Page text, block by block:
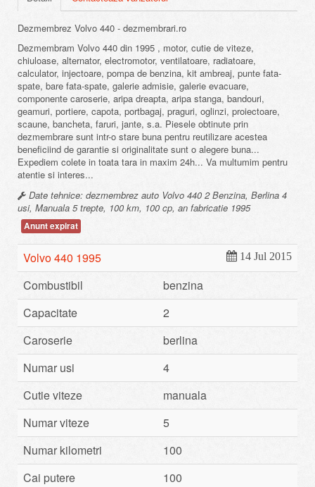
Dezmembrez Volvo 440 - dezmembrari.ro
Dezmembram Volvo 440 din 1995 , motor, cutie de viteze,
chiuloase, alternator, electromotor, ventilatoare, radiatoare,
calculator, injectoare, pompa de benzina, kit ambreaj, punte fata-
spate, bare fata-spate, galerie admisie, galerie evacuare,
componente caroserie, aripa dreapta, aripa stanga, bandouri,
geamuri, portiere, capota, portbagaj, praguri, oglinzi, proiectoare,
scaune, bancheta, faruri, jante, s.a. Piesele obtinute prin
dezmembrare sunt intr-o stare buna pentru reutilizare acestea
beneficiind de garantie si originalitate sunt o alegere buna...
Expediem colete in toata tara in maxim 24h... Va multumim pentru
atentie si interes...
Date tehnice: dezmembrez auto Volvo 440 2 Benzina, Berlina 4
usi, Manuala 5 trepte, 100 km, 100 cp, an fabricatie 1995
Anunt expirat
Volvo 440 1995 14 Jul 2015
Combustibil
benzina
Capacitate
2
Caroserie
berlina
Numar usi
4
Cutie viteze
manuala
Numar viteze
5
Numar kilometri
100
Cai putere
100